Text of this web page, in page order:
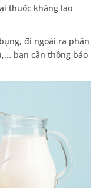
thuốc kháng lao
đi ngoài ra phân
bạn cần thông báo